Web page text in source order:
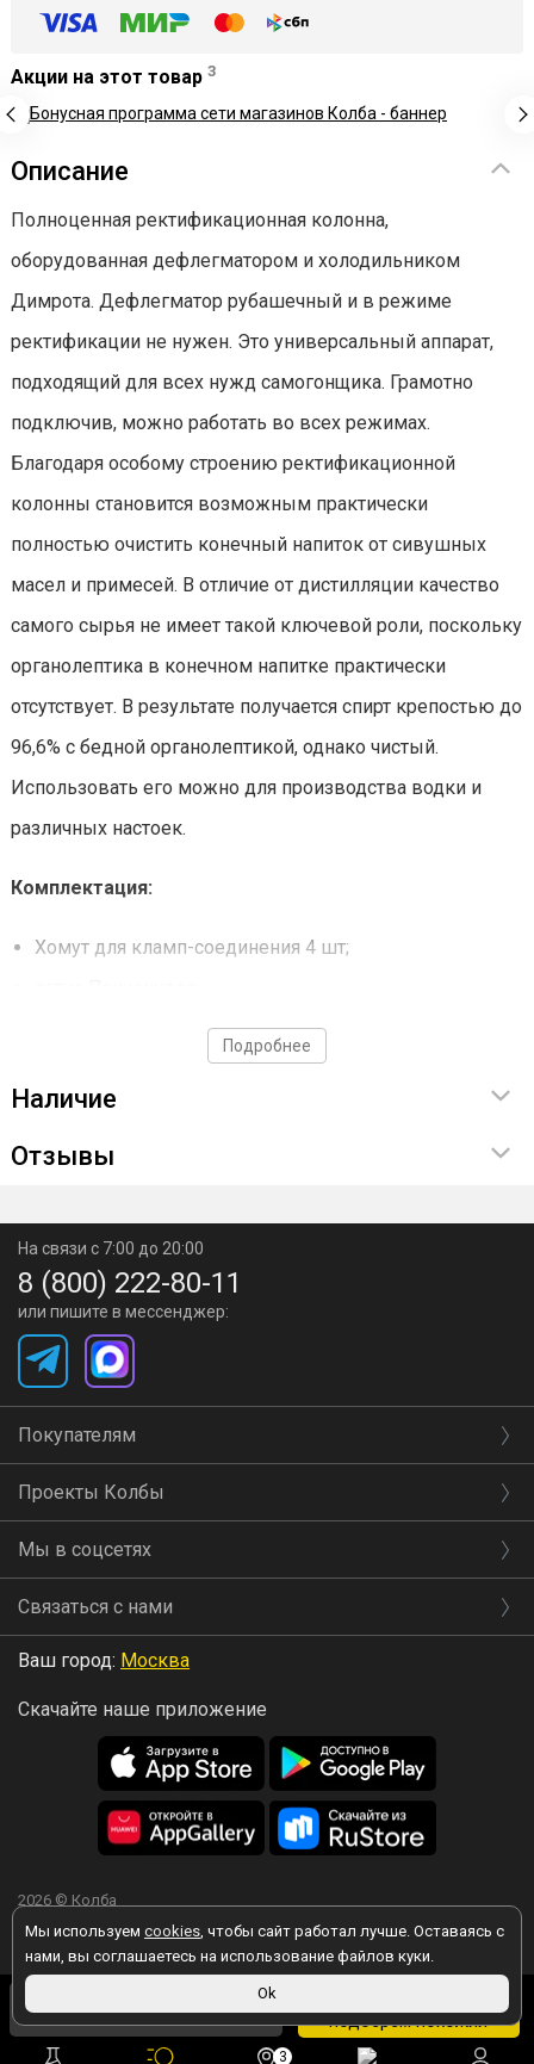
3
15 423 ₽
подберем похожий
Акции на этот товар 3
Описание
Полноценная ректификационная колонна,
оборудованная дефлегматором и холодильником
Димрота. Дефлегматор рубашечный и в режиме
ректификации не нужен. Это универсальный аппарат,
подходящий для всех нужд самогонщика. Грамотно
подключив, можно работать во всех режимах.
Благодаря особому строению ректификационной
колонны становится возможным практически
полностью очистить конечный напиток от сивушных
масел и примесей. В отличие от дистилляции качество
самого сырья не имеет такой ключевой роли, поскольку
органолептика в конечном напитке практически
отсутствует. В результате получается спирт крепостью до
96,6% с бедной органолептикой, однако чистый.
Использовать его можно для производства водки и
различных настоек.
Комплектация:
Хомут для кламп-соединения 4 шт;
дефлегматор (высота 200мм);
трубка связи с атмосферой;
холодильник Димрота;
царга 2 дюйма (500мм)
минихолодильник.
Подробнее
Наличие
Отзывы
Мы используем cookies, чтобы сайт работал лучше. Оставаясь с
нами, вы соглашаетесь на использование файлов куки.
Ok
На связи с 7:00 до 20:00
8 (800) 222-80-11
или пишите в мессенджер:
Покупателям
Проекты Колбы
Мы в соцсетях
Связаться с нами
Ваш город: Москва
Скачайте наше приложение
2026 © Колба
Вы принимаете условия политики в отношении обработки
персональных данных
любой форме обратной связи на сайте kolba.ru.